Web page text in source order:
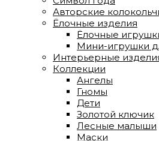
Авторские
Ёлочные изделия
Ёлочные
Мини-игрушки
Интерьерные
Коллекции
Ангелы
Гномы
Дети
Золотой ключик
Лесные малыши
Маски